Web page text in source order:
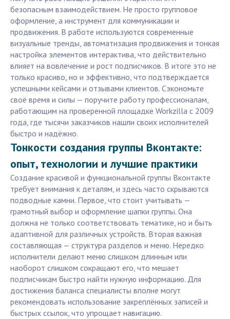
безопасным взаимодействием. Не просто групповое
оформление, а инструмент для коммуникации и
продвижения. В работе используются современные
визуальные тренды, автоматизация продвижения и тонкая
настройка элементов интерактива, что действительно
влияет на вовлечение и рост подписчиков. В итоге это не
только красиво, но и эффективно, что подтверждается
успешными кейсами и отзывами клиентов. Сэкономьте
своё время и силы — поручите работу профессионалам,
работающим на проверенной площадке Workzilla с 2009
года, где тысячи заказчиков нашли своих исполнителей
быстро и надёжно.
Тонкости создания группы Вконтакте:
опыт, технологии и лучшие практики
Создание красивой и функциональной группы Вконтакте
требует внимания к деталям, и здесь часто скрываются
подводные камни. Первое, что стоит учитывать —
грамотный выбор и оформление шапки группы. Она
должна не только соответствовать тематике, но и быть
адаптивной для различных устройств. Вторая важная
составляющая — структура разделов и меню. Нередко
исполнители делают меню слишком длинным или
наоборот слишком сокращают его, что мешает
подписчикам быстро найти нужную информацию. Для
достижения баланса специалисты вполне могут
рекомендовать использование закреплённых записей и
быстрых ссылок, что упрощает навигацию.